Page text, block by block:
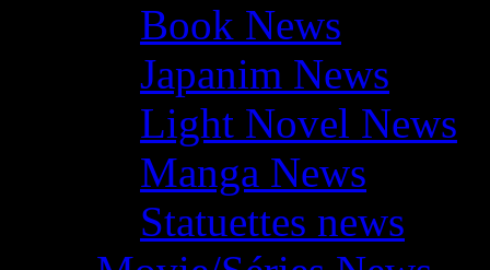
Book News
Japanim News
Light Novel News
Manga News
Statuettes news